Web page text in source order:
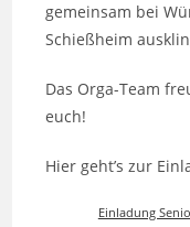
gemeinsam bei
Schießheim
Das Orga-Team
euch!
Hier geht’s zur
Einladung